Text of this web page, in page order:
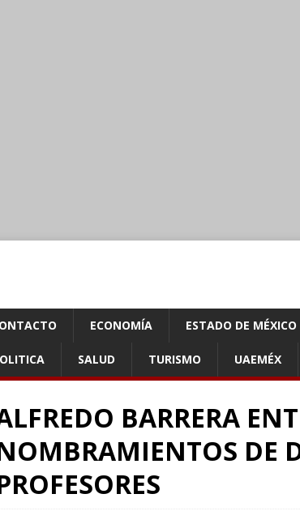
ECONOMÍA ESTADO DE MÉXICO
SALUD TURISMO UAEMÉX
BARRERA
DE